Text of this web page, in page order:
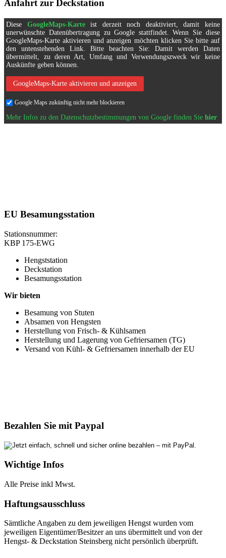
Anfahrt zur Deckstation
Diese GoogleMaps-Karteist derzeit noch deaktiviert, damit keine
unerwünschte Datenübertragung zu Google stattfindet. Wenn Sie diese
GoogleMaps-Karte aktivieren und anzeigen möchten klicken Sie bitte auf
den untenstehenden Link. Bitte beachten Sie: Damit werden Daten
übermittelt, zu deren Art, Umfang und Verwendungszweck wir keine
Auskünfte geben können.
GoogleMaps-Karte aktivieren und anzeigen
Google Maps zukünftig nicht mehr blockieren
Mehr Infos zu den Datenschutzbestimmungen von Google finden Siehier
EU Besamungsstation
Stationsnummer:
KBP 175-EWG
Hengststation
Deckstation
Besamungsstation
Wir bieten
Besamung von Stuten
Absamen von Hengsten
Herstellung von Frisch- & Kühlsamen
Herstellung und Lagerung von Gefriersamen (TG)
Versand von Kühl- & Gefriersamen innerhalb der EU
Bezahlen Sie mit Paypal
Wichtige Infos
Alle Preise inkl Mwst.
Haftungsausschluss
Sämtliche Angaben zu dem jeweiligen Hengst wurden vom
jeweiligen Eigentümer/Besitzer an uns übermittelt und von der
Hengst- & Deckstation Steinsberg nicht persönlich überprüft.